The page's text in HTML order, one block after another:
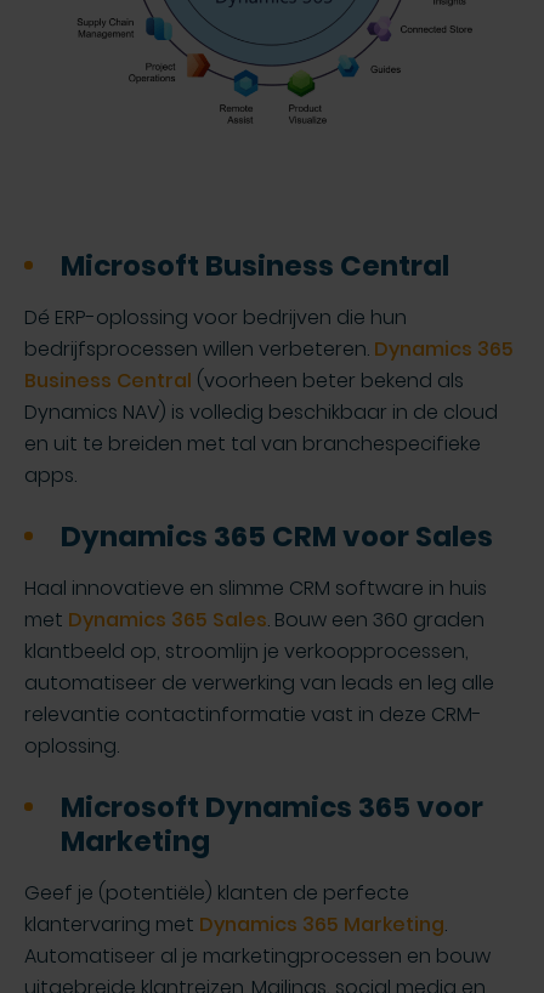
Microsoft Business Central
Dé ERP-oplossing voor bedrijven die hun
bedrijfsprocessen willen verbeteren. Dynamics 365
Business Central (voorheen beter bekend als
Dynamics NAV) is volledig beschikbaar in de cloud
en uit te breiden met tal van branchespecifieke
apps.
Dynamics 365 CRM voor Sales
Haal innovatieve en slimme CRM software in huis
met Dynamics 365 Sales. Bouw een 360 graden
klantbeeld op, stroomlijn je verkoopprocessen,
automatiseer de verwerking van leads en leg alle
relevantie contactinformatie vast in deze CRM-
oplossing.
Microsoft Dynamics 365 voor
Marketing
Geef je (potentiële) klanten de perfecte
klantervaring met Dynamics 365 Marketing.
Automatiseer al je marketingprocessen en bouw